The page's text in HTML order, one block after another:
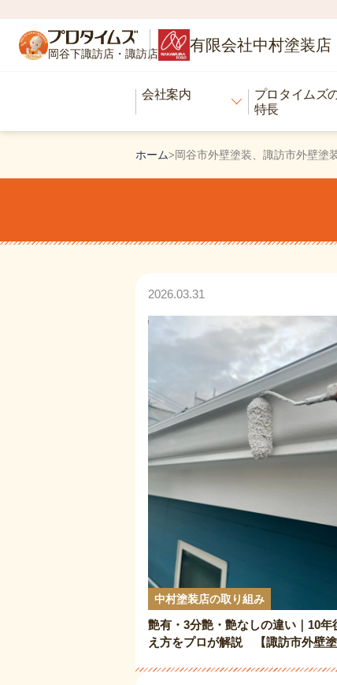
岡谷下諏訪店・諏訪店 有限会社中村塗装店
会社案内
プロタイムズ
特長
ホーム> 岡谷市外壁塗装、諏訪市外壁塗
2026.03.31
中村塗装店の取り組み
艶有・3分艶・艶なしの違い｜10年
え方をプロが解説 【諏訪市外壁塗